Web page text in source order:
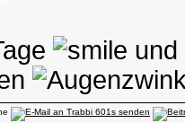
und